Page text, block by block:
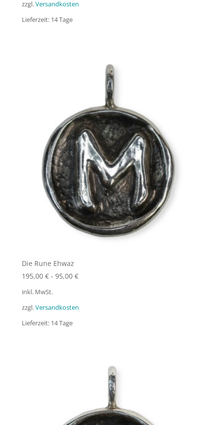
zzgl.Versandkosten
Lieferzeit: 14 Tage
Die Rune Ehwaz
195,00 €- 95,00 €
inkl. MwSt.
zzgl.Versandkosten
Lieferzeit: 14 Tage